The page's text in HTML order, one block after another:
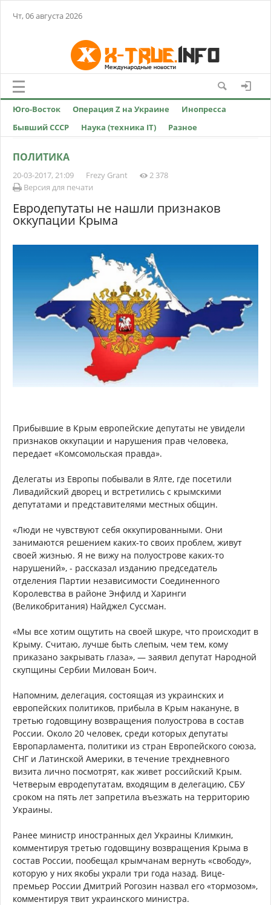
Чт, 06 августа 2026
Юго-Восток Операция Z на Украине
Инопресса
Бывший СССР
Наука (техника IT) Разное
ПОЛИТИКА
20-03-2017, 21:09 Frezy Grant
2 378
Версия для печати
Евродепутаты не нашли признаков
оккупации Крыма
Прибывшие в Крым европейские депутаты не увидели
признаков оккупации и нарушения прав человека,
передает «Комсомольская правда».
Делегаты из Европы побывали в Ялте, где посетили
Ливадийский дворец и встретились с крымскими
депутатами и представителями местных общин.
«Люди не чувствуют себя оккупированными. Они
занимаются решением каких-то своих проблем, живут
своей жизнью. Я не вижу на полуострове каких-то
нарушений», - рассказал изданию председатель
отделения Партии независимости Соединенного
Королевства в районе Энфилд и Харинги
(Великобритания) Найджел Суссман.
«Мы все хотим ощутить на своей шкуре, что происходит в
Крыму. Считаю, лучше быть слепым, чем тем, кому
приказано закрывать глаза», — заявил депутат Народной
скупщины Сербии Милован Боич.
Напомним, делегация, состоящая из украинских и
европейских политиков, прибыла в Крым накануне, в
третью годовщину возвращения полуострова в состав
России. Около 20 человек, среди которых депутаты
Европарламента, политики из стран Европейского союза,
СНГ и Латинской Америки, в течение трехдневного
визита лично посмотрят, как живет российский Крым.
Четверым евродепутатам, входящим в делегацию, СБУ
сроком на пять лет запретила въезжать на территорию
Украины.
Ранее министр иностранных дел Украины Климкин,
комментируя третью годовщину возвращения Крыма в
состав России, пообещал крымчанам вернуть «свободу»,
которую у них якобы украли три года назад. Вице-
премьер России Дмитрий Рогозин назвал его «тормозом»,
комментируя твит украинского министра.